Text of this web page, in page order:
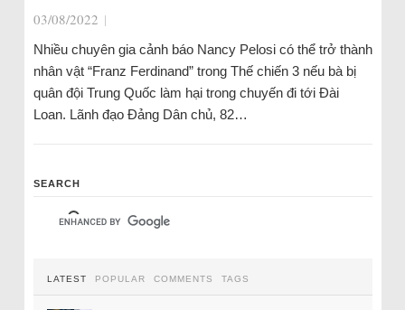
03/08/2022 |
Nhiều chuyên gia cảnh báo Nancy Pelosi có thể trở thành
nhân vật “Franz Ferdinand” trong Thế chiến 3 nếu bà bị
quân đội Trung Quốc làm hại trong chuyến đi tới Đài
Loan. Lãnh đạo Đảng Dân chủ, 82…
SEARCH
LATEST POPULAR COMMENTS TAGS